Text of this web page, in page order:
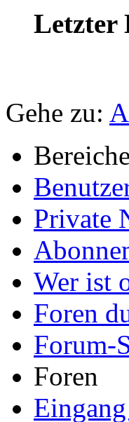
Letzter
Gehe zu:
Bereiche
Private
Wer ist
Foren
Forum-
Foren